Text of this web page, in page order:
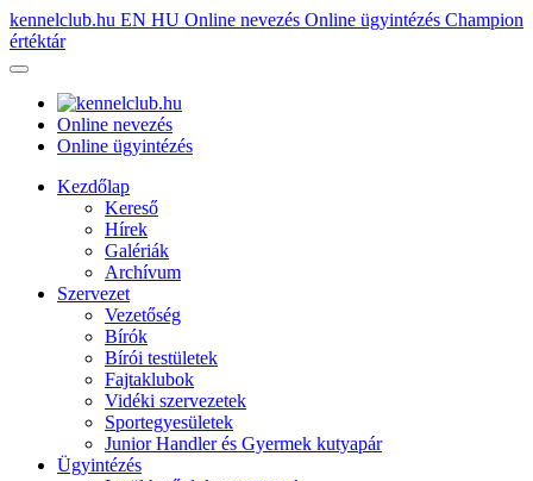
kennelclub.hu EN HU Online nevezés Online ügyintézés Champion
értéktár
Online nevezés
Online ügyintézés
Kezdőlap
Kereső
Hírek
Galériák
Archívum
Szervezet
Vezetőség
Bírók
Bírói testületek
Fajtaklubok
Vidéki szervezetek
Sportegyesületek
Junior Handler és Gyermek kutyapár
Ügyintézés